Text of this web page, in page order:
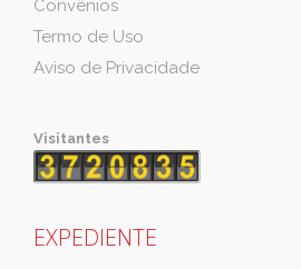
Convênios
Termo de Uso
Aviso de Privacidade
Visitantes
EXPEDIENTE